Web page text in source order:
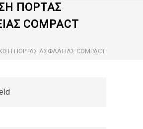
ΠΟΡΤΑΣ
COMPACT
ΠΟΡΤΑΣ ΑΣΦΑΛΕΙΑΣ COMPACT